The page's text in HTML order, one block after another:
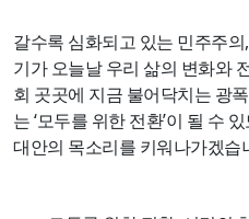
갈수록 심화되고 있는 민주주
기가 오늘날 우리 삶의 변화와
회 곳곳에 지금 불어닥치는 광
는 ‘모두를 위한 전환’이 될 수
대안의 목소리를 키워나가겠습